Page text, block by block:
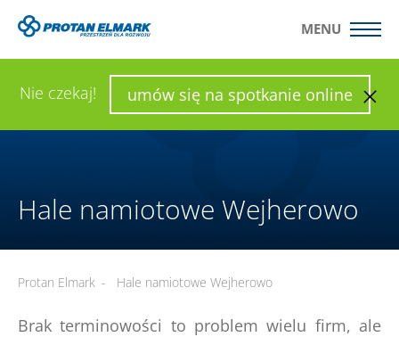
Nie czekaj! umów się na spotkanie online
MENU
WYŚLIJ ZAPYTANIE SKONFIGURUJ HALĘ
Hale namiotowe Wejherowo
Protan Elmark - Hale namiotowe Wejherowo
Brak terminowości to problem wielu firm, ale